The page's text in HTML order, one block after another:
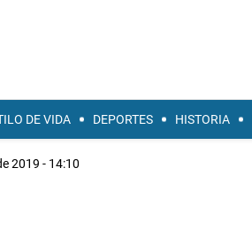
DE VIDA DEPORTES HISTORIA
2019 - 14:10